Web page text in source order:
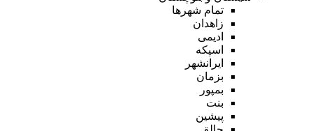
تمام شهر‌ها
زاهدان
ادیمی
اسپکه
ایرانشهر
بزمان
بمپور
بنت
پیشین